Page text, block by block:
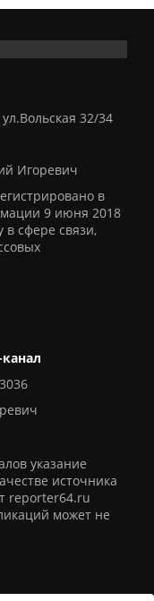
32/34
Игоревич
в
9 июня 2018
в сфере связи,
указание
источника
reporter64.ru
может не